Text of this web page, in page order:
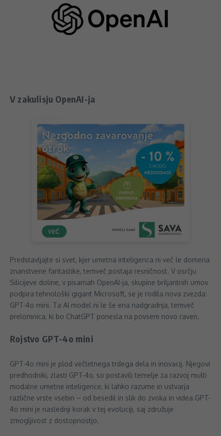
V zakulisju OpenAI-ja
Predstavljajte si svet, kjer umetna inteligenca ni več le domena
znanstvene fantastike, temveč postaja resničnost. V osrčju
Silicijeve doline, v pisarnah OpenAI-ja, skupine briljantnih umov
podpira tehnološki gigant Microsoft, se je rodila nova zvezda:
GPT-4o mini. Ta AI model ni le še ena nadgradnja, temveč
prelomnica, ki bo ChatGPT ponesla na povsem novo raven.
Rojstvo GPT-4o mini
GPT-4o mini je plod večletnega trdega dela in inovacij. Njegovi
predhodniki, zlasti GPT-4o, so postavili temelje za razvoj multi
modalne umetne inteligence, ki lahko razume in ustvarja
različne vrste vsebin – od besedil in slik do zvoka in videa.GPT-
4o mini je naslednji korak v tej evoluciji, saj združuje
zmogljivost z dostopnostjo.